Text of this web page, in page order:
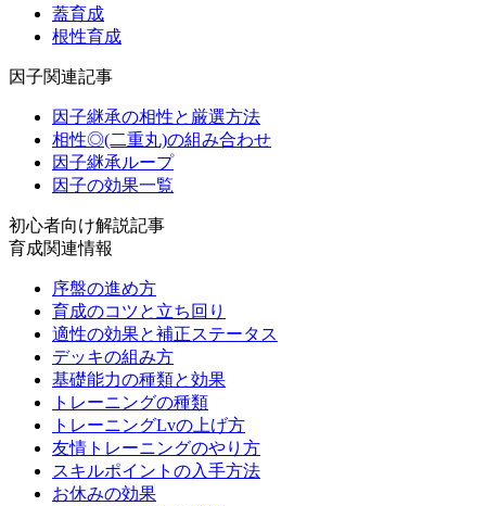
蓋育成
根性育成
因子関連記事
因子継承の相性と厳選方法
相性◎(二重丸)の組み合わせ
因子継承ループ
因子の効果一覧
初心者向け解説記事
育成関連情報
序盤の進め方
育成のコツと立ち回り
適性の効果と補正ステータス
デッキの組み方
基礎能力の種類と効果
トレーニングの種類
トレーニングLvの上げ方
友情トレーニングのやり方
スキルポイントの入手方法
お休みの効果